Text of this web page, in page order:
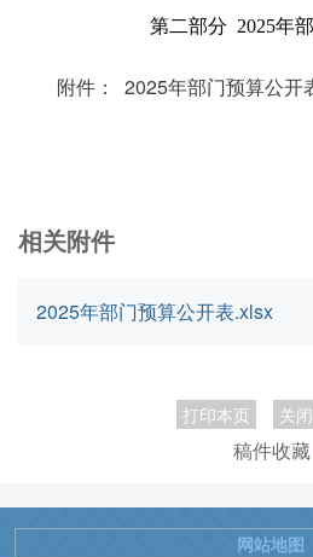
第二部分 2025年
附件： 2025年部门预算公开
相关附件
2025年部门预算公开表.xlsx
打印本页 关
稿件收藏
网站地图